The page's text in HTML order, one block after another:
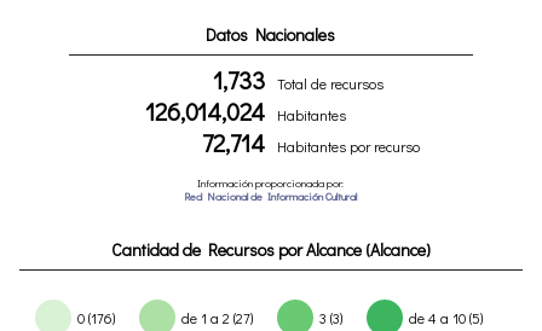
Datos Nacionales
1,733 Total de recursos
126,014,024 Habitantes
72,714 Habitantes por recurso
Información proporcionada por:
Red Nacional de Información Cultural
Cantidad de Recursos por Alcance (Alcance)
0 (176) de 1 a 2 (27) 3 (3) de 4 a 10 (5)